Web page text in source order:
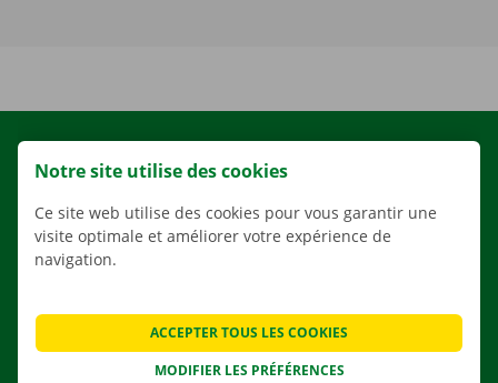
NOS SERVICES
SOLUTIONS DE DÉMÉNAGEMENT
Notre site utilise des cookies
Ce site web utilise des cookies pour vous garantir une
visite optimale et améliorer votre expérience de
navigation.
MODIFIER LES PRÉFÉRENCES
ACCEPTER TOUS LES COOKIES